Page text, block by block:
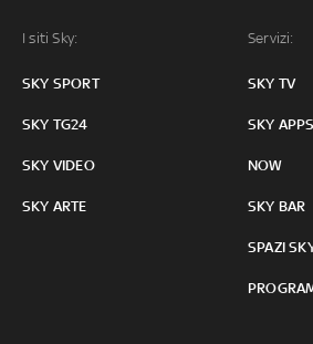
I siti Sky:
SKY SPORT
SKY TG24
SKY VIDEO
SKY ARTE
Servizi:
SKY TV
SKY APPS
NOW
SKY BAR
SPAZI